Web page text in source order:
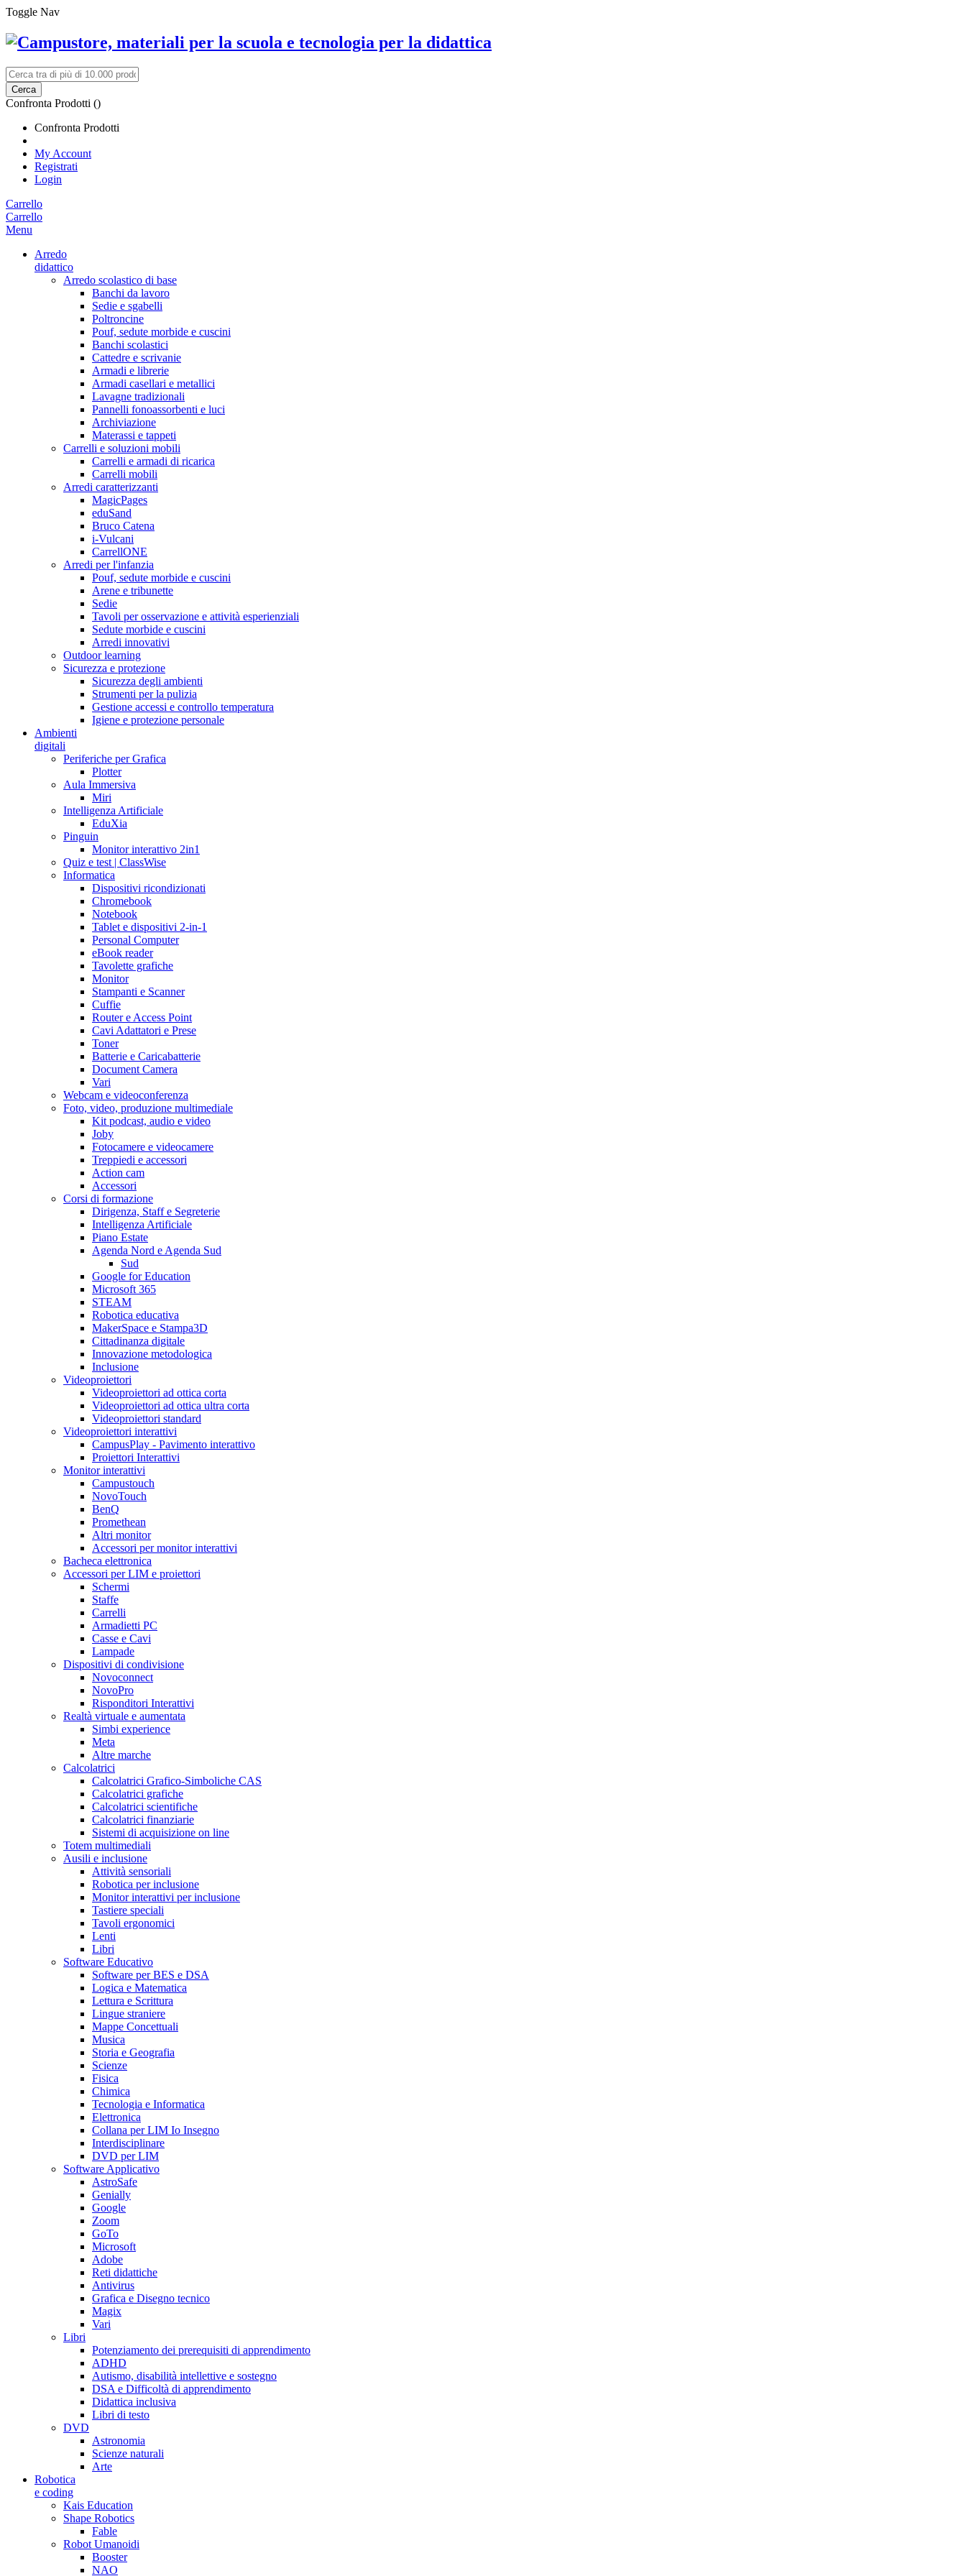
Toggle Nav
Cerca
Confronta Prodotti ()
Confronta Prodotti
My Account
Registrati
Login
Carrello
Carrello
Menu
Arredo
didattico
Arredo scolastico di base
Banchi da lavoro
Sedie e sgabelli
Poltroncine
Pouf, sedute morbide e cuscini
Banchi scolastici
Cattedre e scrivanie
Armadi e librerie
Armadi casellari e metallici
Lavagne tradizionali
Pannelli fonoassorbenti e luci
Archiviazione
Materassi e tappeti
Carrelli e soluzioni mobili
Carrelli e armadi di ricarica
Carrelli mobili
Arredi caratterizzanti
MagicPages
eduSand
Bruco Catena
i-Vulcani
CarrellONE
Arredi per l'infanzia
Pouf, sedute morbide e cuscini
Arene e tribunette
Sedie
Tavoli per osservazione e attività esperienziali
Sedute morbide e cuscini
Arredi innovativi
Outdoor learning
Sicurezza e protezione
Sicurezza degli ambienti
Strumenti per la pulizia
Gestione accessi e controllo temperatura
Igiene e protezione personale
Ambienti
digitali
Periferiche per Grafica
Plotter
Aula Immersiva
Miri
Intelligenza Artificiale
EduXia
Pinguin
Monitor interattivo 2in1
Quiz e test | ClassWise
Informatica
Dispositivi ricondizionati
Chromebook
Notebook
Tablet e dispositivi 2-in-1
Personal Computer
eBook reader
Tavolette grafiche
Monitor
Stampanti e Scanner
Cuffie
Router e Access Point
Cavi Adattatori e Prese
Toner
Batterie e Caricabatterie
Document Camera
Vari
Webcam e videoconferenza
Foto, video, produzione multimediale
Kit podcast, audio e video
Joby
Fotocamere e videocamere
Treppiedi e accessori
Action cam
Accessori
Corsi di formazione
Dirigenza, Staff e Segreterie
Intelligenza Artificiale
Piano Estate
Agenda Nord e Agenda Sud
Sud
Google for Education
Microsoft 365
STEAM
Robotica educativa
MakerSpace e Stampa3D
Cittadinanza digitale
Innovazione metodologica
Inclusione
Videoproiettori
Videoproiettori ad ottica corta
Videoproiettori ad ottica ultra corta
Videoproiettori standard
Videoproiettori interattivi
CampusPlay - Pavimento interattivo
Proiettori Interattivi
Monitor interattivi
Campustouch
NovoTouch
BenQ
Promethean
Altri monitor
Accessori per monitor interattivi
Bacheca elettronica
Accessori per LIM e proiettori
Schermi
Staffe
Carrelli
Armadietti PC
Casse e Cavi
Lampade
Dispositivi di condivisione
Novoconnect
NovoPro
Risponditori Interattivi
Realtà virtuale e aumentata
Simbi experience
Meta
Altre marche
Calcolatrici
Calcolatrici Grafico-Simboliche CAS
Calcolatrici grafiche
Calcolatrici scientifiche
Calcolatrici finanziarie
Sistemi di acquisizione on line
Totem multimediali
Ausili e inclusione
Attività sensoriali
Robotica per inclusione
Monitor interattivi per inclusione
Tastiere speciali
Tavoli ergonomici
Lenti
Libri
Software Educativo
Software per BES e DSA
Logica e Matematica
Lettura e Scrittura
Lingue straniere
Mappe Concettuali
Musica
Storia e Geografia
Scienze
Fisica
Chimica
Tecnologia e Informatica
Elettronica
Collana per LIM Io Insegno
Interdisciplinare
DVD per LIM
Software Applicativo
AstroSafe
Genially
Google
Zoom
GoTo
Microsoft
Adobe
Reti didattiche
Antivirus
Grafica e Disegno tecnico
Magix
Vari
Libri
Potenziamento dei prerequisiti di apprendimento
ADHD
Autismo, disabilità intellettive e sostegno
DSA e Difficoltà di apprendimento
Didattica inclusiva
Libri di testo
DVD
Astronomia
Scienze naturali
Arte
Robotica
e coding
Kais Education
Shape Robotics
Fable
Robot Umanoidi
Booster
NAO